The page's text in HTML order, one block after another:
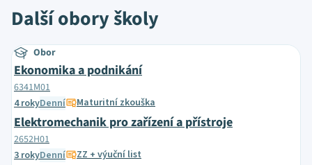
Další obory školy
Obor
Ekonomika a podnikání
6341M01
4 rokyDenní Maturitní zkouška
Elektromechanik pro zařízení a přístroje
2652H01
3 rokyDenní ZZ + výuční list